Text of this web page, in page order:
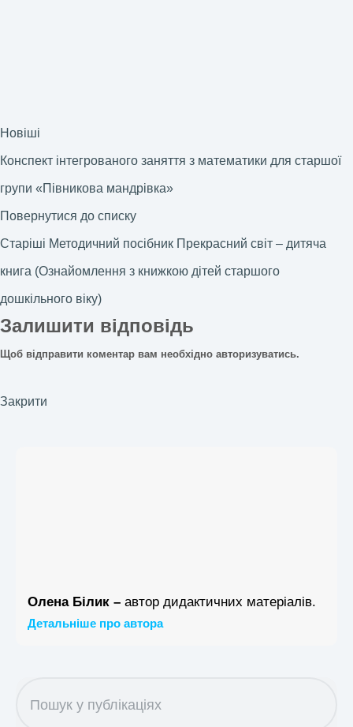
Новіші
Конспект інтегрованого заняття з математики для старшої
групи «Півникова мандрівка»
Повернутися до списку
Старіші Методичний посібник Прекрасний світ – дитяча
книга (Ознайомлення з книжкою дітей старшого
дошкільного віку)
Залишити відповідь
Щоб відправити коментар вам необхідно авторизуватись.
Закрити
Олена Білик – автор дидактичних матеріалів.
Детальніше про автора